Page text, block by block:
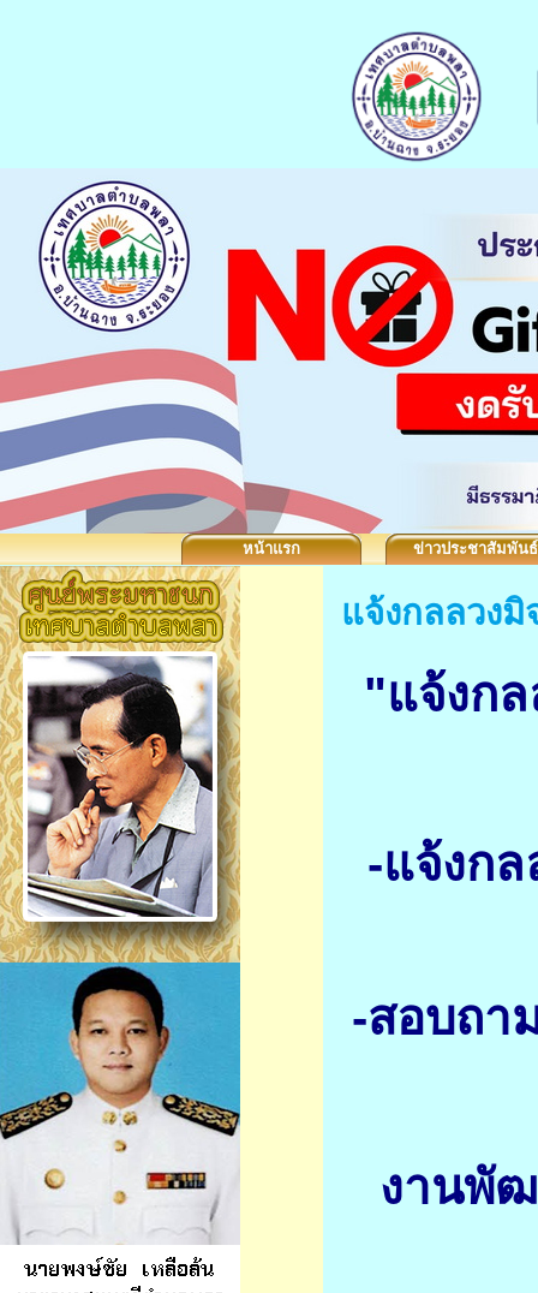
หน้าแรก ข่าวประชาสัมพันธ์
แจ้งกลลวง
"แจ้งก
-แจ้งก
-สอบถา
งานพั